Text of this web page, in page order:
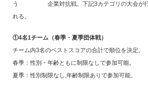
う 企業対抗戦。下記3カテゴリの大会が
れる。
①4名1チーム（春季・夏季団体戦）
チーム内3名のベストスコアの合計で順位を決定。
春季：性別・年齢ともに制限なしで参加可能。
夏季：性別制限なし,年齢制限ありで参加可能。